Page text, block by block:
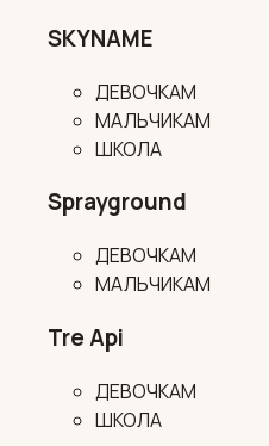
SKYNAME
ДЕВОЧКАМ
МАЛЬЧИКАМ
ШКОЛА
Sprayground
ДЕВОЧКАМ
МАЛЬЧИКАМ
Tre Api
ДЕВОЧКАМ
ШКОЛА